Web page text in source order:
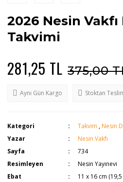
2026 Nesin Vakfı
Takvimi
281,25 TL 375,00
Aynı Gün Kargo Stoktan
Kategori Takvim , Nesin
Yazar
Nesin Vakfı
Sayfa
734
Resimleyen
Nesin Yayınevi
Ebat
11 x 16 cm